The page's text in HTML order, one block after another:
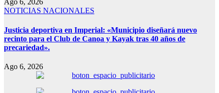
Ago 6, 2026
NOTICIAS NACIONALES
Justicia deportiva en Imperial: «Municipio diseñará nuevo
recinto para el Club de Canoa y Kayak tras 40 años de
precariedad».
Ago 6, 2026